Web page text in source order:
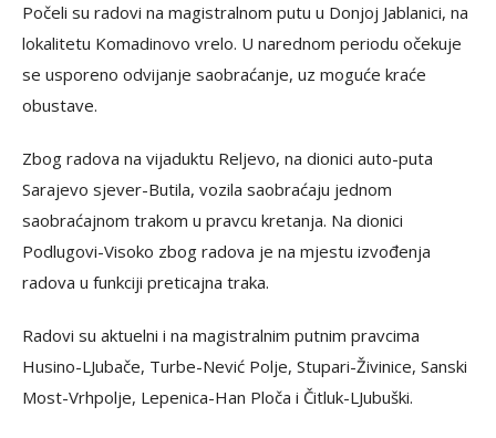
Počeli su radovi na magistralnom putu u Donjoj Jablanici, na
lokalitetu Komadinovo vrelo. U narednom periodu očekuje
se usporeno odvijanje saobraćanje, uz moguće kraće
obustave.
Zbog radova na vijaduktu Reljevo, na dionici auto-puta
Sarajevo sjever-Butila, vozila saobraćaju jednom
saobraćajnom trakom u pravcu kretanja. Na dionici
Podlugovi-Visoko zbog radova je na mjestu izvođenja
radova u funkciji preticajna traka.
Radovi su aktuelni i na magistralnim putnim pravcima
Husino-LJubače, Turbe-Nević Polje, Stupari-Živinice, Sanski
Most-Vrhpolje, Lepenica-Han Ploča i Čitluk-LJubuški.